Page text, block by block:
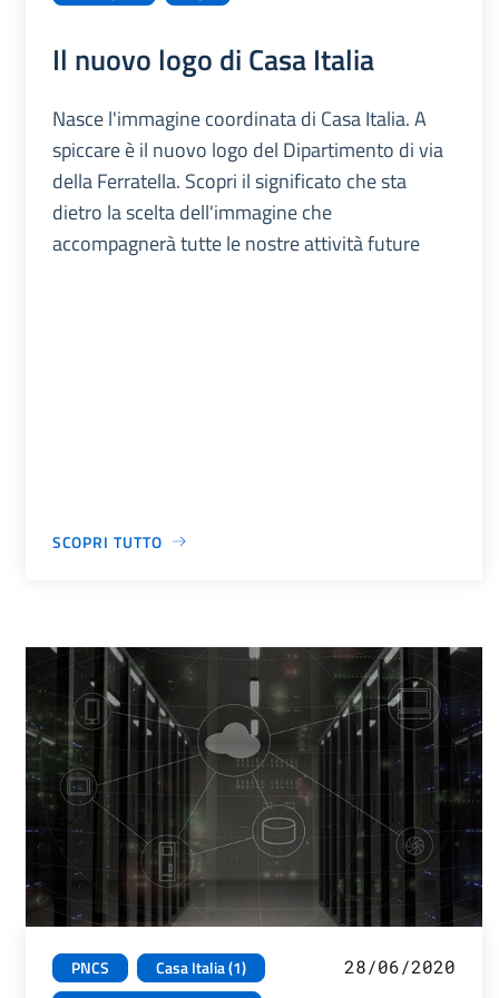
Il nuovo logo di Casa Italia
Nasce l'immagine coordinata di Casa Italia. A
spiccare è il nuovo logo del Dipartimento di via
della Ferratella. Scopri il significato che sta
dietro la scelta dell'immagine che
accompagnerà tutte le nostre attività future
SCOPRI TUTTO
PNCS
Casa Italia (1)
28/06/2020